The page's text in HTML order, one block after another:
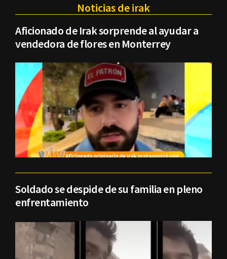
Noticias de irak
Aficionado de Irak sorprende al ayudar a
vendedora de flores en Monterrey
Soldado se despide de su familia en pleno
enfrentamiento